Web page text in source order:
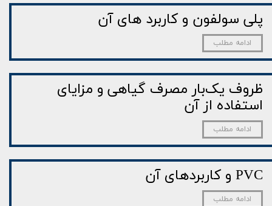
پلی سولفون و کاربرد های آن
ادامه مطلب
ظروف یک‌بار مصرف گیاهی و مزایای
استفاده از آن
ادامه مطلب
PVC و کاربردهای آن
ادامه مطلب